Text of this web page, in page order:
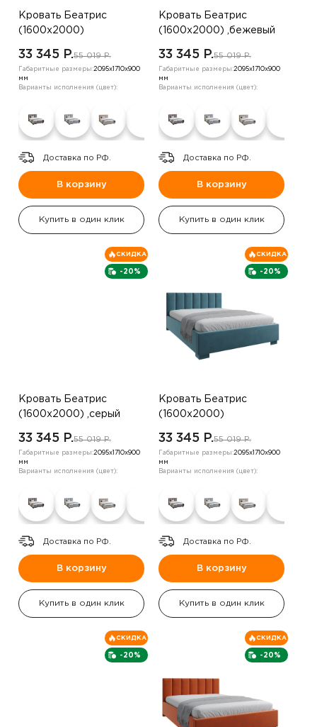
Кровать Беатрис
(1600х2000)
33 345 P.55 019 P.
Габаритные размеры:2095х1710х900
мм
Варианты исполнения (цвет):
Доставка по РФ.
В корзину
Купить в один клик
Кровать Беатрис
(1600х2000) ,бежевый
33 345 P.55 019 P.
Габаритные размеры:2095х1710х900
мм
Варианты исполнения (цвет):
Доставка по РФ.
В корзину
Купить в один клик
-20%
СКИДКА
Кровать Беатрис
(1600х2000) ,серый
33 345 P.55 019 P.
Габаритные размеры:2095х1710х900
мм
Варианты исполнения (цвет):
Доставка по РФ.
В корзину
Купить в один клик
-20%
СКИДКА
Кровать Беатрис
(1600х2000)
33 345 P.55 019 P.
Габаритные размеры:2095х1710х900
мм
Варианты исполнения (цвет):
Доставка по РФ.
В корзину
Купить в один клик
-20%
СКИДКА
-20%
СКИДКА